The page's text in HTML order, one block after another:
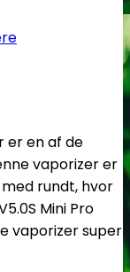
er en af de
vaporizer er
rundt, hvor
Mini Pro
vaporizer super